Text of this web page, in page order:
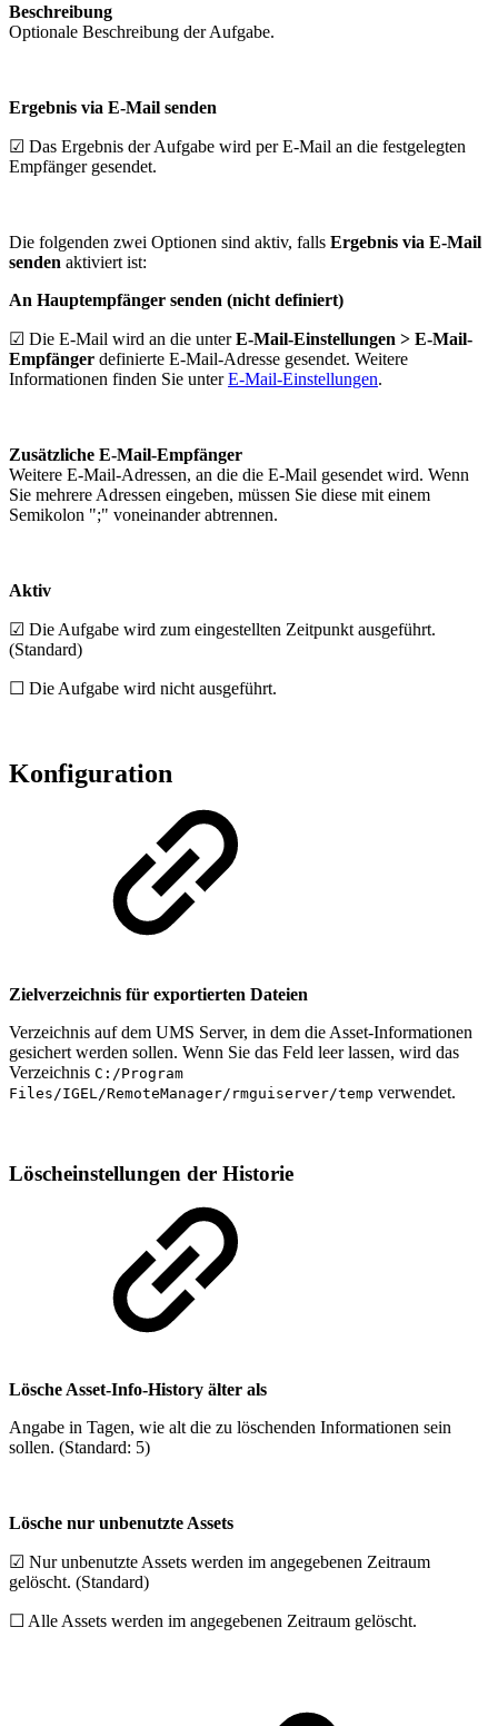
Beschreibung
Optionale Beschreibung der Aufgabe.
Ergebnis via E-Mail senden
☑ Das Ergebnis der Aufgabe wird per E-Mail an die festgelegten
Empfänger gesendet.
Die folgenden zwei Optionen sind aktiv, falls Ergebnis via E-Mail
senden aktiviert ist:
An Hauptempfänger senden (nicht definiert)
☑ Die E-Mail wird an die unterE-Mail-Einstellungen > E-Mail-
Empfänger definierte E-Mail-Adresse gesendet. Weitere
Informationen finden Sie unterE-Mail-Einstellungen.
Zusätzliche E-Mail-Empfänger
Weitere E-Mail-Adressen, an die die E-Mail gesendet wird. Wenn
Sie mehrere Adressen eingeben, müssen Sie diese mit einem
Semikolon ";" voneinander abtrennen.
Aktiv
☑ Die Aufgabe wird zum eingestellten Zeitpunkt ausgeführt.
(Standard)
☐ Die Aufgabe wird nicht ausgeführt.
Konfiguration
Zielverzeichnis für exportierten Dateien
Verzeichnis auf dem UMS Server, in dem die Asset-Informationen
gesichert werden sollen. Wenn Sie das Feld leer lassen, wird das
Verzeichnis C:/Program
Files/IGEL/RemoteManager/rmguiserver/temp verwendet.
Löscheinstellungen der Historie
Lösche Asset-Info-History älter als
Angabe in Tagen, wie alt die zu löschenden Informationen sein
sollen. (Standard: 5)
Lösche nur unbenutzte Assets
☑ Nur unbenutzte Assets werden im angegebenen Zeitraum
gelöscht. (Standard)
☐ Alle Assets werden im angegebenen Zeitraum gelöscht.